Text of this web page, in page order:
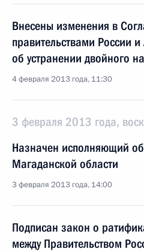
Внесены изменения в
правительствами России
об устранении двойного
4 февраля 2013 года, 11:30
3 февраля 2013 года,
Назначен исполняющий
Магаданской области
3 февраля 2013 года, 14:00
Подписан закон о
между Правительством